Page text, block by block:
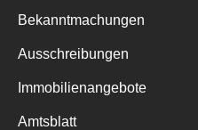
Bekanntmachungen
Ausschreibungen
Immobilienangebote
Amtsblatt